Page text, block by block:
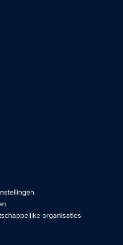
organisaties